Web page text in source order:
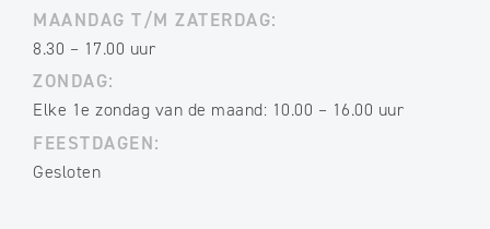
MAANDAG T/M ZATERDAG:
8.30 – 17.00 uur
ZONDAG:
Elke 1e zondag van de maand: 10.00 – 16.00 uur
FEESTDAGEN:
Gesloten